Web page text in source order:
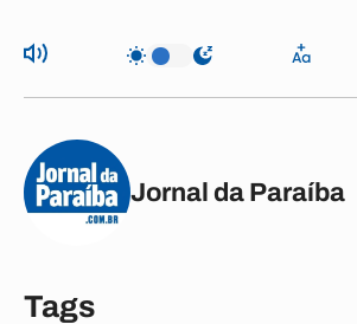
Jornal da Paraíba
Tags